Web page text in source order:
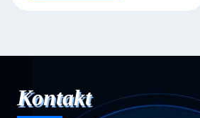
Kontakt